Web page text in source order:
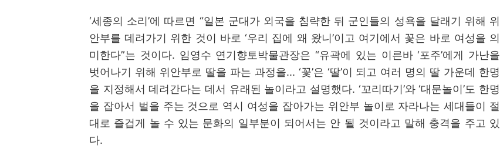
‘세종의 소리’에 따르면 “일본 군대가 외국을 침략한 뒤 군인들의 성욕을 달래기 위해 위
안부를 데려가기 위한 것이 바로‘우리 집에 왜 왔니’이고 여기에서 꽃은 바로 여성을 의
미한다”는 것이다. 임영수 연기향토박물관장은 “유곽에 있는 이른바‘포주’에게 가난을
벗어나기 위해 위안부로 딸을 파는 과정을... ‘꽃’은 ‘딸’이 되고 여러 명의 딸 가운데 한명
을 지정해서 데려간다는 데서 유래된 놀이라고 설명했다. ‘꼬리따기’와‘대문놀이’도 한명
을 잡아서 벌을 주는 것으로 역시 여성을 잡아가는 위안부 놀이로 자라나는 세대들이 절
대로 즐겁게 놀 수 있는 문화의 일부분이 되어서는 안 될 것이라고 말해 충격을 주고 있
다.